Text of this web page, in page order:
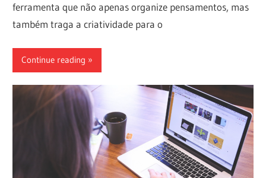
ferramenta que não apenas organize pensamentos, mas
também traga a criatividade para o
Continue reading